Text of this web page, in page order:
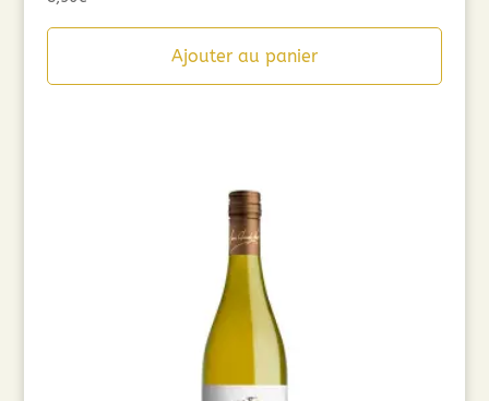
Ajouter au panier